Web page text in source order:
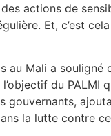
actions de
Et, c’est
au Mali a
du
gouvernants,
la lutte contre